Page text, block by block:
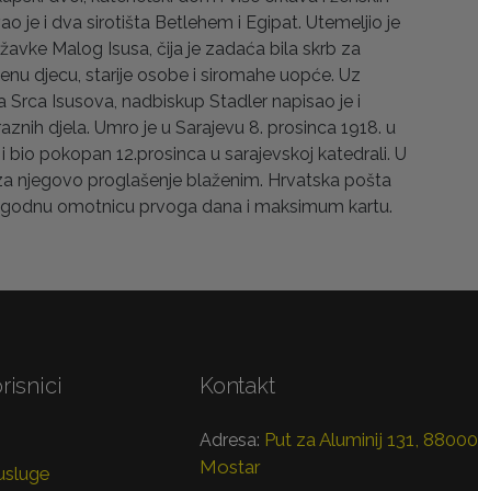
je i dva sirotišta Betlehem i Egipat. Utemeljio je
Malog Isusa, čija je zadaća bila skrb za
djecu, starije osobe i siromahe uopće. Uz
Srca Isusova, nadbiskup Stadler napisao je i
djela. Umro je u Sarajevu 8. prosinca 1918. u
bio pokopan 12.prosinca u sarajevskoj katedrali. U
njegovo proglašenje blaženim. Hrvatska pošta
omotnicu prvoga dana i maksimum kartu.
Kontakt
Adresa: Put za Aluminij 131, 88000
Mostar